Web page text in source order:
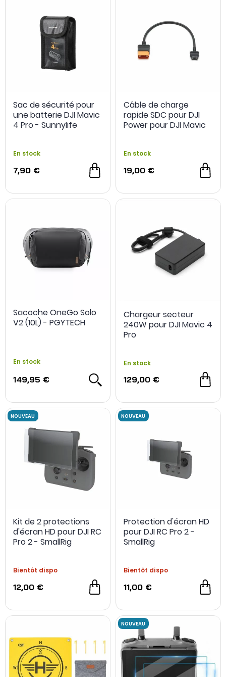
Sac de sécurité pour
une batterie DJI Mavic
4 Pro - Sunnylife
En stock
7,90 €
Câble de charge
rapide SDC pour DJI
Power pour DJI Mavic
En stock
19,00 €
Sacoche OneGo Solo
V2 (10L) - PGYTECH
En stock
149,95 €
Chargeur secteur
240W pour DJI Mavic 4
Pro
En stock
129,00 €
Kit de 2 protections
d'écran HD pour DJI RC
Pro 2 - SmallRig
Bientôt dispo
12,00 €
Protection d'écran HD
pour DJI RC Pro 2 -
SmallRig
Bientôt dispo
11,00 €